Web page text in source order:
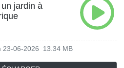
jardin à
23-06-2026 13.34 MB